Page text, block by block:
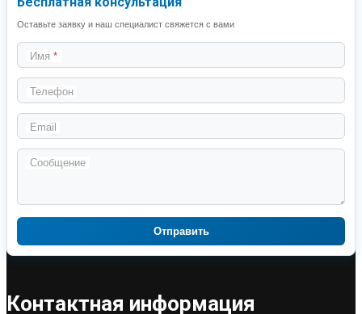
Оставьте заявку и наш специалист свяжется с вами
Имя
Телефон
Email
Сообщение
Отправить
Контактная информация